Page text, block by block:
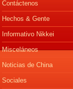
Contáctenos
Hechos & Gente
Informativo Nikkei
Misceláneos
Noticias de China
Sociales